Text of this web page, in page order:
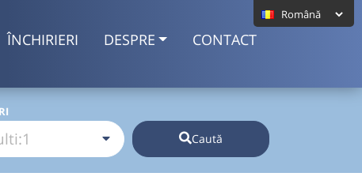
ÎNCHIRIERI DESPRE CONTACT
Caută